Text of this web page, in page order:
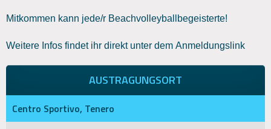
Mitkommen kann jede/r Beachvolleyballbegeisterte!
Weitere Infos findet ihr direkt unter dem Anmeldungslink
AUSTRAGUNGSORT
Centro Sportivo, Tenero